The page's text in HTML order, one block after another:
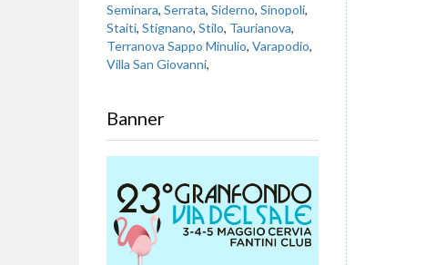
Seminara, Serrata, Siderno, Sinopoli,
Staiti, Stignano, Stilo, Taurianova,
Terranova Sappo Minulio, Varapodio,
Villa San Giovanni,
Banner